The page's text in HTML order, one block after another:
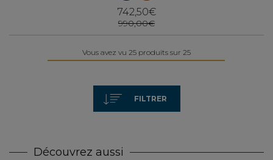
742,50€
990,00€
Vous avez vu 25 produits sur 25
FILTRER
Découvrez aussi